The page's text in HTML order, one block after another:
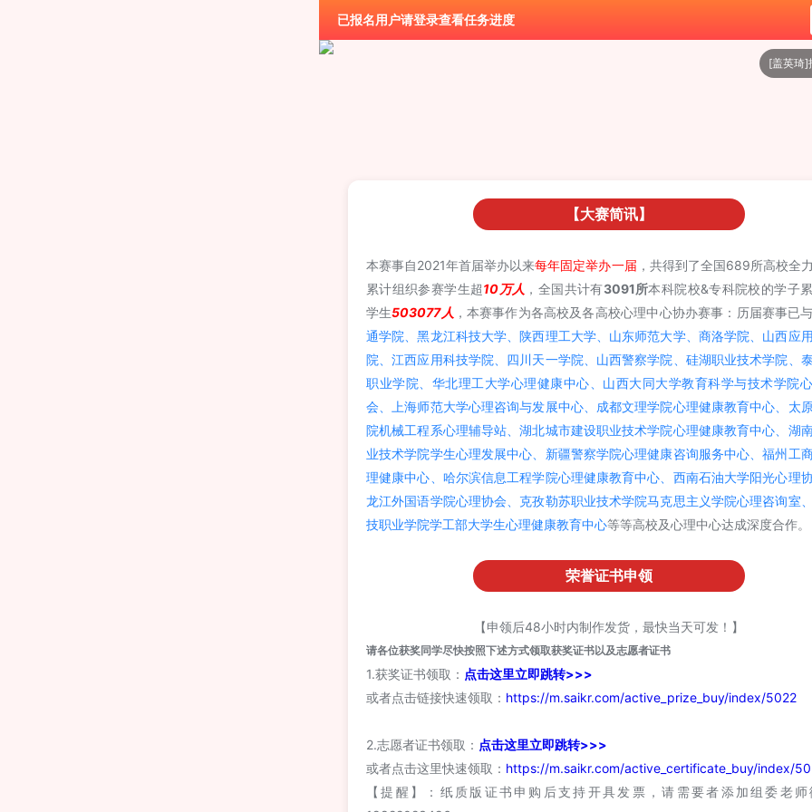
已报名用户请登录查看任务进度
[许涵婷]
[杨蝉励]
[程子涵]
【大赛简讯】
本赛事自2021年首届举办以来每年固定举办一届 ，共得到了全国689所高校全
累计组织参赛学生超10万人 ，全国共计有3091所本科院校&专科院校的学子
学生503077人 ，本赛事作为各高校及各高校心理中心协办赛事：历届赛事已
通学院、黑龙江科技大学、陕西理工大学、山东师范大学、商洛学院、山西应
院、江西应用科技学院、四川天一学院、山西警察学院、硅湖职业技术学院、
职业学院、华北理工大学心理健康中心、山西大同大学教育科学与技术学院
会、上海师范大学心理咨询与发展中心、成都文理学院心理健康教育中心、太
院机械工程系心理辅导站、湖北城市建设职业技术学院心理健康教育中心、湖
业技术学院学生心理发展中心、新疆警察学院心理健康咨询服务中心、福州工
理健康中心、哈尔滨信息工程学院心理健康教育中心、西南石油大学阳光心理
龙江外国语学院心理协会、克孜勒苏职业技术学院马克思主义学院心理咨询室
技职业学院学工部大学生心理健康教育中心等等高校及心理中心达成深度合作。
荣誉证书申领
【申领后48小时内制作发货，最快当天可发！】
请各位获奖同学尽快按照下述方式领取获奖证书以及志愿者证书
1.获奖证书领取： 点击这里立即跳转>>>
或者点击链接快速领取： https://m.saikr.com/active_prize_buy/index/5022
2.志愿者证书领取： 点击这里立即跳转>>>
或者点击这里快速领取： https://m.saikr.com/active_certificate_buy/index/
【提醒】：纸质版证书申购后支持开具发票，请需要者添加组委老师